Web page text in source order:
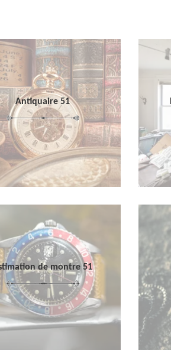
Antiquaire 51
de montre 51